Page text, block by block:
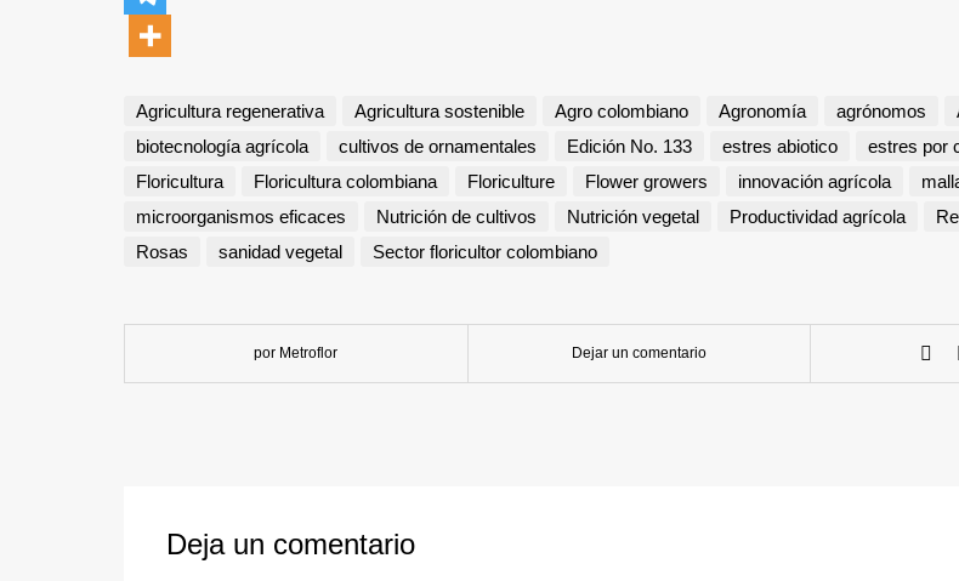
Agricultura regenerativa Agricultura sostenible Agro colombiano Agronomía agrónomos
biotecnología agrícola
cultivos de ornamentales Edición No. 133 estres abiotico estres por
Floricultura
Floricultura colombiana Floriculture Flower growers innovación agrícola
microorganismos eficaces
Nutrición de cultivos Nutrición vegetal Productividad agrícola
Rosas
sanidad vegetal Sector floricultor colombiano
por Metroflor Dejar un comentario
Deja un comentario